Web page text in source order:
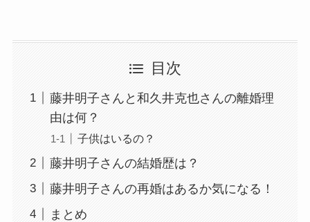
目次
藤井明子さんと和久井克也さんの離婚理
由は何？
子供はいるの？
藤井明子さんの結婚歴は？
藤井明子さんの再婚はあるか気になる！
まとめ